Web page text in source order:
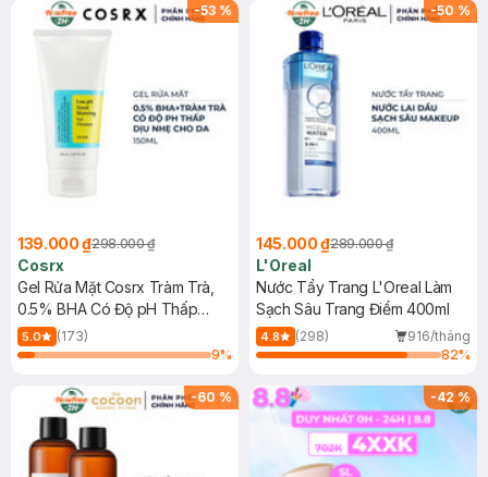
-53 %
139.000 ₫298.000 ₫
Cosrx
Gel Rửa Mặt Cosrx Tràm Trà,
0.5% BHA Có Độ pH Thấp
150ml
5.0
(173)
9%
-50 %
145.000 ₫289.000 ₫
L'Oreal
Nước Tẩy Trang L'Oreal Làm
Sạch Sâu Trang Điểm 400ml
4.8 (298)
916/tháng
82%
-60 % -42%